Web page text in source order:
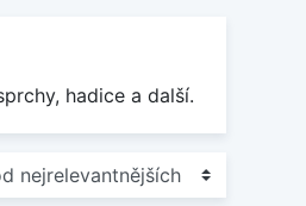
hadice a další.